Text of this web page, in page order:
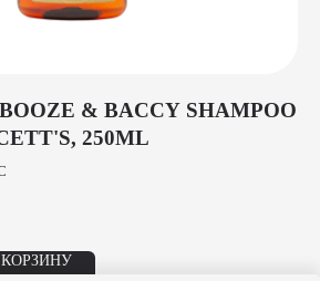
& BACCY SHAMPOO
250ML